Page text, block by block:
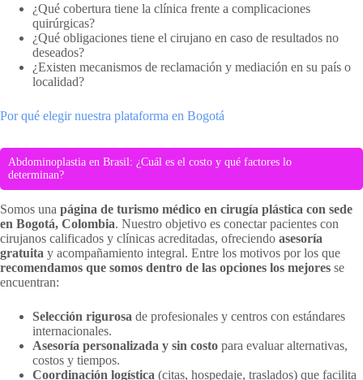
¿Qué cobertura tiene la clínica frente a complicaciones
quirúrgicas?
¿Qué obligaciones tiene el cirujano en caso de resultados no
deseados?
¿Existen mecanismos de reclamación y mediación en su país o
localidad?
Por qué elegir nuestra plataforma en Bogotá
Abdominoplastia en Brasil: ¿Cuál es el costo y qué factores lo
determinan?
Somos una página de turismo médico en cirugía plástica con sede
en Bogotá, Colombia. Nuestro objetivo es conectar pacientes con
cirujanos calificados y clínicas acreditadas, ofreciendo asesoría
gratuita y acompañamiento integral. Entre los motivos por los que
recomendamos que somos dentro de las opciones los mejores se
encuentran:
Selección rigurosa de profesionales y centros con estándares
internacionales.
Asesoría personalizada y sin costo para evaluar alternativas,
costos y tiempos.
Coordinación logística (citas, hospedaje, traslados) que facilita